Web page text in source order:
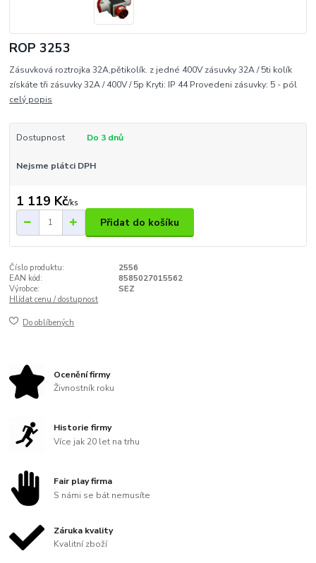
ROP 3253
Zásuvková roztrojka 32A,pětikolík. z jedné 400V zásuvky 32A / 5ti kolík
získáte tři zásuvky 32A / 400V / 5p Kryti: IP 44 Provedeni zásuvky: 5 - pól
celý popis
Dostupnost Do 3 dnů
Nejsme plátci DPH
1 119 Kč/ks
Přidat do košíku
Číslo produktu:
2556
EAN kód:
8585027015562
Výrobce:
SEZ
Hlídat cenu / dostupnost
Do oblíbených
Ocenění firmy
Živnostník roku
Historie firmy
Více jak 20 let na trhu
Fair play firma
S námi se bát nemusíte
Záruka kvality
Kvalitní zboží